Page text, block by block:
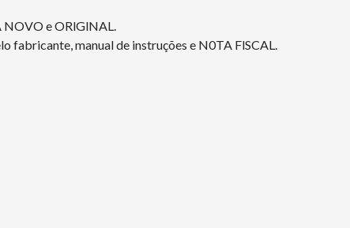
NOVO e ORlGlNAL.
fabricante, manual de instruções e N0TA FlSCAL.